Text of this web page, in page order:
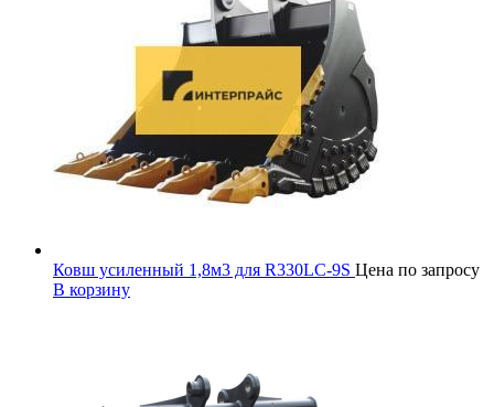
Ковш усиленный 1,8м3 для R330LC-9S Цена по запросу
В корзину